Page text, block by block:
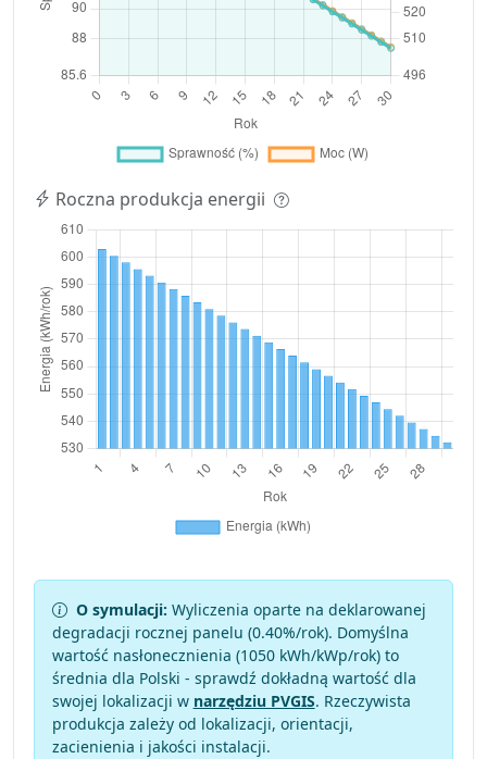
Roczna produkcja energii
O symulacji: Wyliczenia oparte na deklarowanej
degradacji rocznej panelu (0.40%/rok). Domyślna
wartość nasłonecznienia (1050 kWh/kWp/rok) to
średnia dla Polski - sprawdź dokładną wartość dla
swojej lokalizacji w narzędziu PVGIS. Rzeczywista
produkcja zależy od lokalizacji, orientacji,
zacienienia i jakości instalacji.